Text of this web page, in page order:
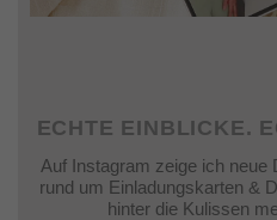
ECHTE EINBLICKE.
Auf Instagram zeige ich neue
rund um Einladungskarten &
hinter die Kulissen